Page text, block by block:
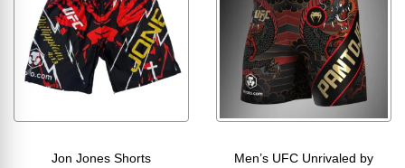
Jon Jones Shorts
Men’s UFC Unrivaled by